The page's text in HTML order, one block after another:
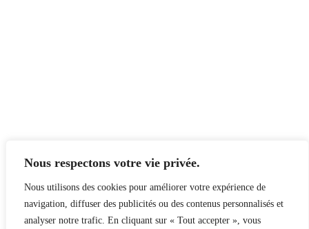
Nous respectons votre vie privée.
Nous utilisons des cookies pour améliorer votre expérience de
navigation, diffuser des publicités ou des contenus personnalisés et
analyser notre trafic. En cliquant sur « Tout accepter », vous